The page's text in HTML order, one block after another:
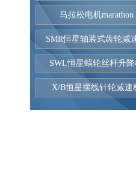
马拉松电机marathon
SMR恒星轴装式齿轮减
SWL恒星蜗轮丝杆升
X/B恒星摆线针轮减速